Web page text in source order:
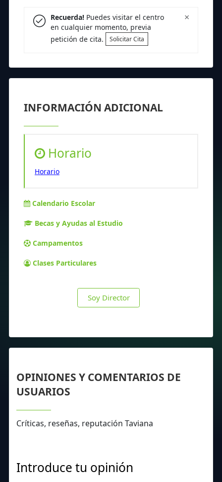
×
Recuerda!Puedes visitar el centro
en cualquier momento, previa
petición de cita.
Solicitar Cita
INFORMACIÓN ADICIONAL
Horario
Horario
Calendario Escolar
Becas y Ayudas al Estudio
Campamentos
Clases Particulares
Soy Director
OPINIONES Y COMENTARIOS DE
USUARIOS
Críticas, reseñas, reputación Taviana
Introduce tu opinión